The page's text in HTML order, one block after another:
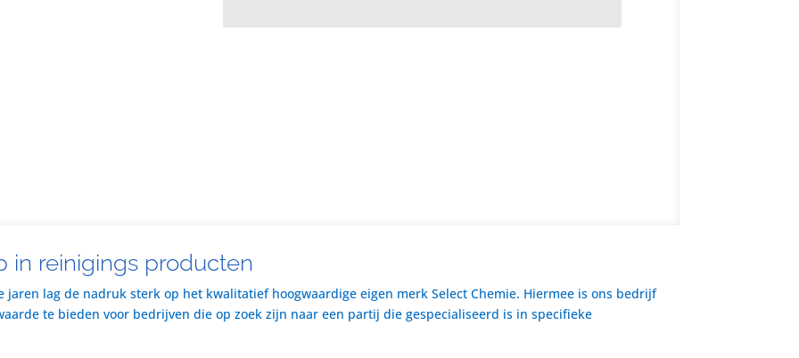
in reinigings producten
jaren lag de nadruk sterk op het kwalitatief hoogwaardige eigen merk Select Chemie. Hiermee is ons bedrijf
te bieden voor bedrijven die op zoek zijn naar een partij die gespecialiseerd is in specifieke